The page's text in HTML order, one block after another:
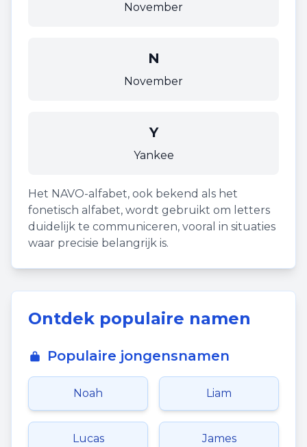
November
N
November
Y
Yankee
Het NAVO-alfabet, ook bekend als het
fonetisch alfabet, wordt gebruikt om letters
duidelijk te communiceren, vooral in situaties
waar precisie belangrijk is.
Ontdek populaire namen
Populaire jongensnamen
Noah Liam
Lucas James